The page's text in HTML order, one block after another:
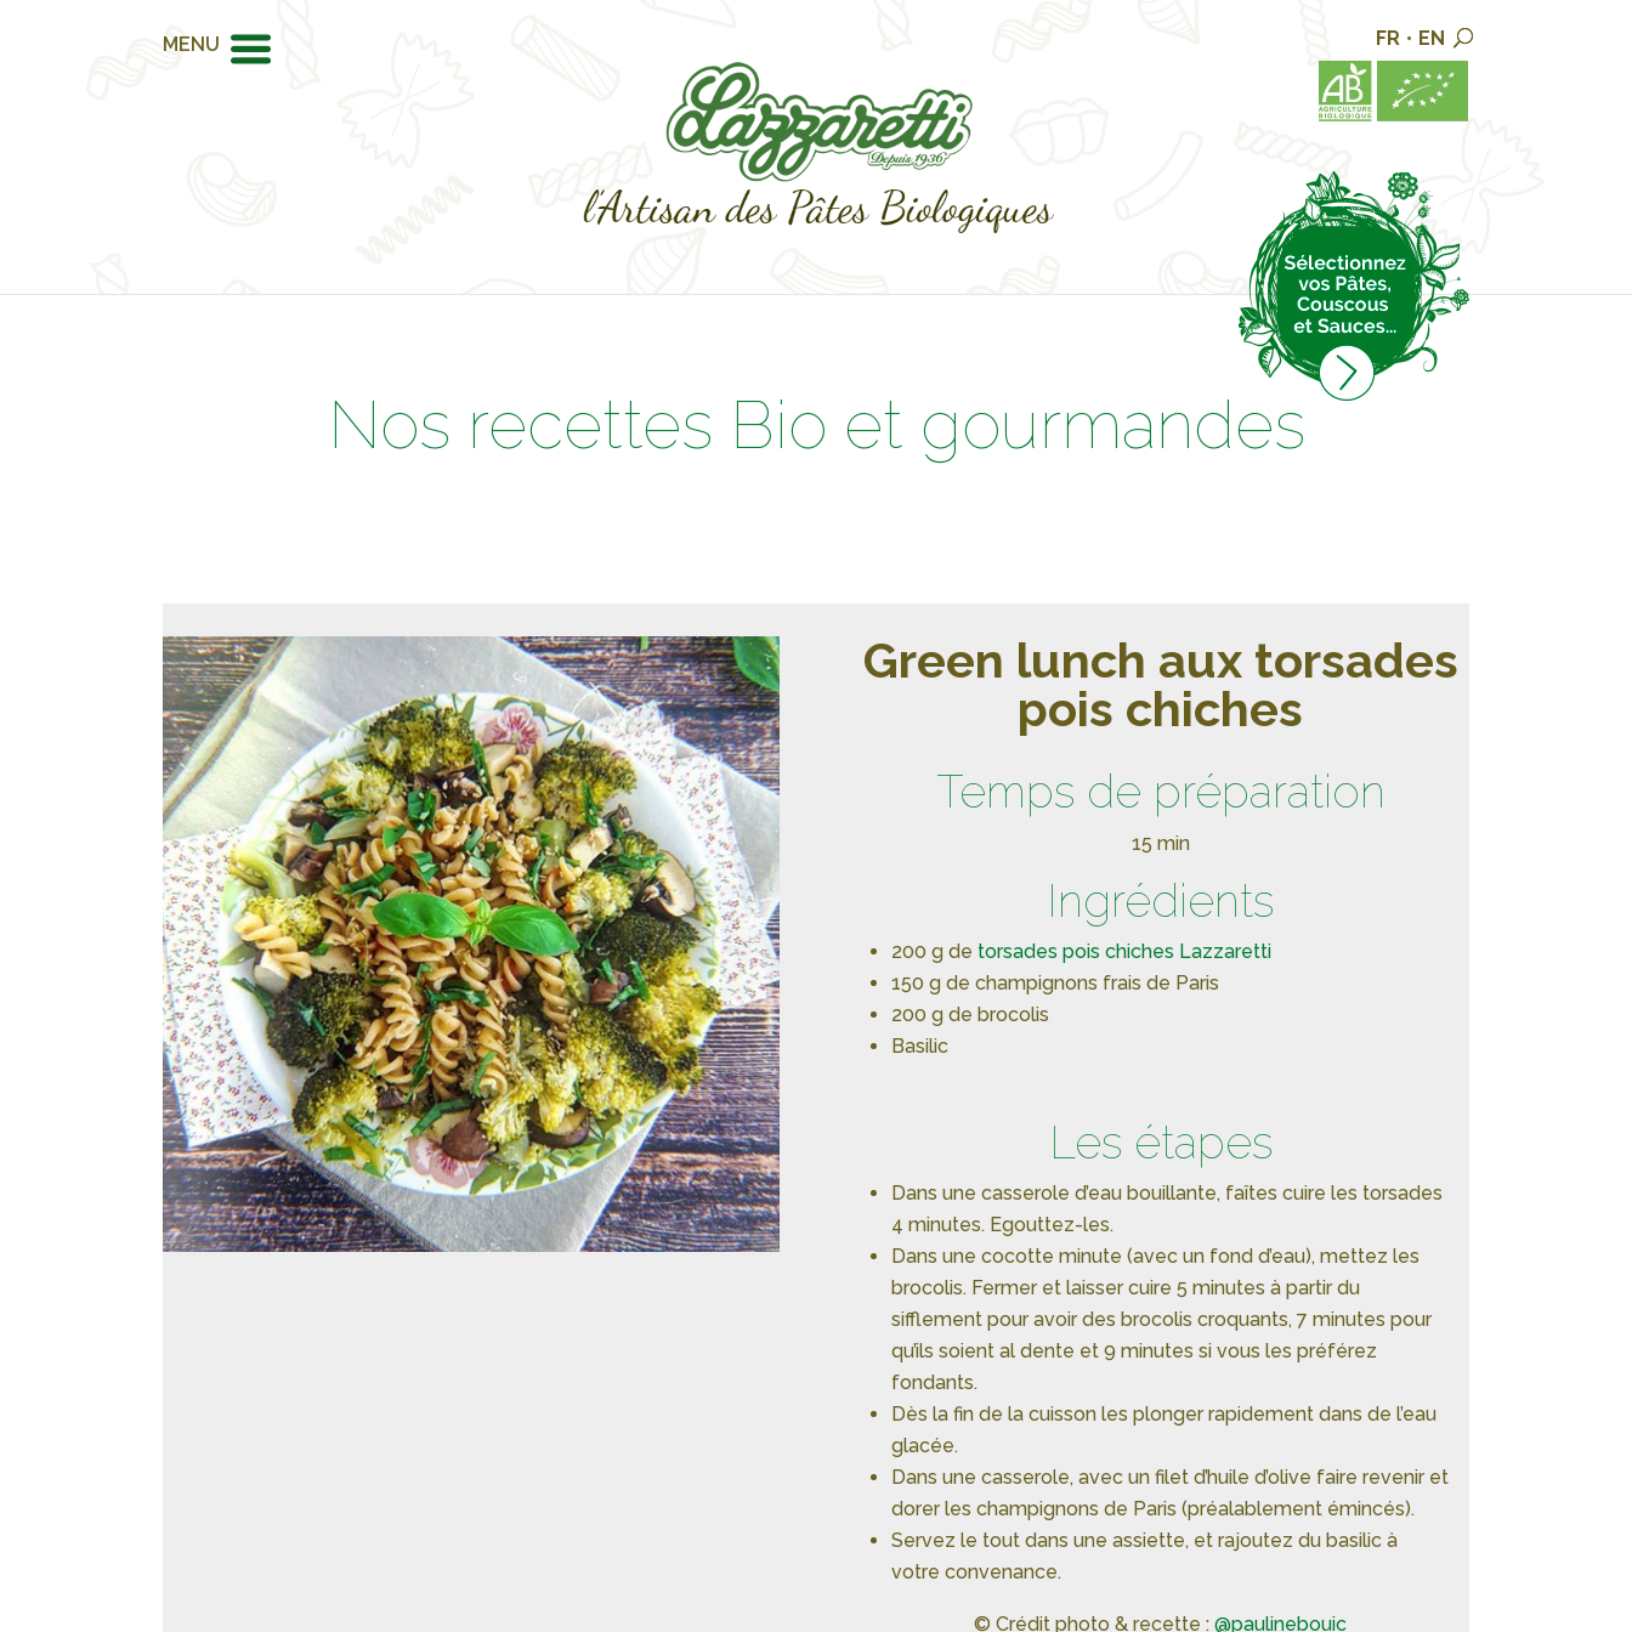
MENU FR • EN
Nos recettes Bio et gourmandes
Green lunch aux torsades
pois chiches
Temps de préparation
15 min
Ingrédients
200 g de torsades pois chiches Lazzaretti
150 g de champignons frais de Paris
200 g de brocolis
Basilic
Les étapes
Dans une casserole d’eau bouillante, faîtes cuire les torsades
4 minutes. Egouttez-les.
Dans une cocotte minute (avec un fond d’eau), mettez les
brocolis. Fermer et laisser cuire 5 minutes à partir du
sifflement pour avoir des brocolis croquants, 7 minutes pour
qu’ils soient al dente et 9 minutes si vous les préférez
fondants.
Dès la fin de la cuisson les plonger rapidement dans de l’eau
glacée.
Dans une casserole, avec un filet d’huile d’olive faire revenir et
dorer les champignons de Paris (préalablement émincés).
Servez le tout dans une assiette, et rajoutez du basilic à
votre convenance.
© Crédit photo & recette :@paulinebouic